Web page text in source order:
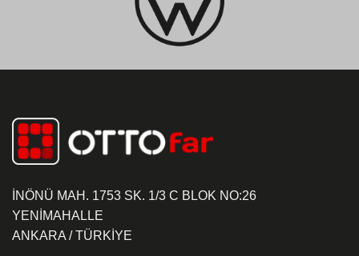
İNÖNÜ MAH. 1753 SK. 1/3 C BLOK NO:26
YENİMAHALLE
ANKARA / TÜRKİYE